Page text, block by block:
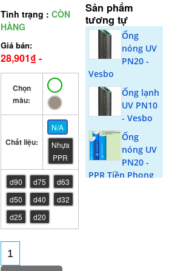
Tình trạng : CÒN
HÀNG
Giá bán:
28,901₫ -
488,538₫
Chọn
màu:
Chất liệu:
N/A
Nhựa
PPR
d90 d75
d63
d50
d40
d32
d25
d20
Sản phẩm
tương tự
Ống
nóng UV
PN20 -
Vesbo
Ống lạnh
UV PN10
- Vesbo
Ống
nóng UV
PN20 -
PPR Tiền Phong